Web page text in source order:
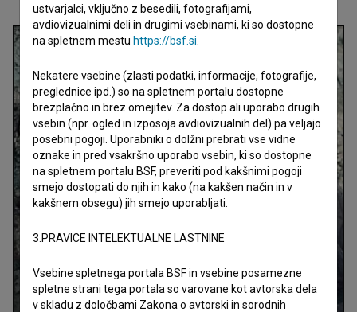
ustvarjalci, vključno z besedili, fotografijami,
avdiovizualnimi deli in drugimi vsebinami, ki so dostopne
na spletnem mestu https://bsf.si
Nekatere vsebine (zlasti podatki, informacije, fotografije,
preglednice ipd.) so na spletnem portalu dostopne
brezplačno in brez omejitev. Za dostop ali uporabo drugih
vsebin (npr. ogled in izposoja avdiovizualnih del) pa veljajo
posebni pogoji. Uporabniki o dolžni prebrati vse vidne
oznake in pred vsakršno uporabo vsebin, ki so dostopne
na spletnem portalu BSF, preveriti pod kakšnimi pogoji
smejo dostopati do njih in kako (na kakšen način in v
kakšnem obsegu) jih smejo uporabljati.
3.PRAVICE INTELEKTUALNE LASTNINE
Vsebine spletnega portala BSF in vsebine posamezne
spletne strani tega portala so varovane kot avtorska dela
v skladu z določbami Zakona o avtorski in sorodnih